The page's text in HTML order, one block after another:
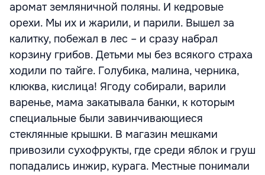
аромат земляничной поляны. И кедровые
орехи. Мы их и жарили, и парили. Вышел за
калитку, побежал в лес – и сразу набрал
корзину грибов. Детьми мы без всякого страха
ходили по тайге. Голубика, малина, черника,
клюква, кислица! Ягоду собирали, варили
варенье, мама закатывала банки, к которым
специальные были завинчивающиеся
стеклянные крышки. В магазин мешками
привозили сухофрукты, где среди яблок и груш
попадались инжир, курага. Местные понимали